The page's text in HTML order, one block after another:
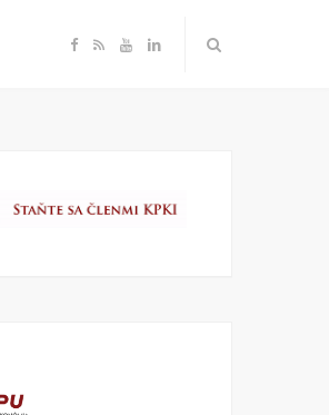
F
e
R Y
T
L
k